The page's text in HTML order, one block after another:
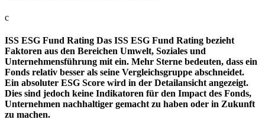
c
ISS ESG Fund Rating Das ISS ESG Fund Rating bezieht
Faktoren aus den Bereichen Umwelt, Soziales und
Unternehmensführung mit ein. Mehr Sterne bedeuten, dass ein
Fonds relativ besser als seine Vergleichsgruppe abschneidet.
Ein absoluter ESG Score wird in der Detailansicht angezeigt.
Dies sind jedoch keine Indikatoren für den Impact des Fonds,
Unternehmen nachhaltiger gemacht zu haben oder in Zukunft
zu machen.